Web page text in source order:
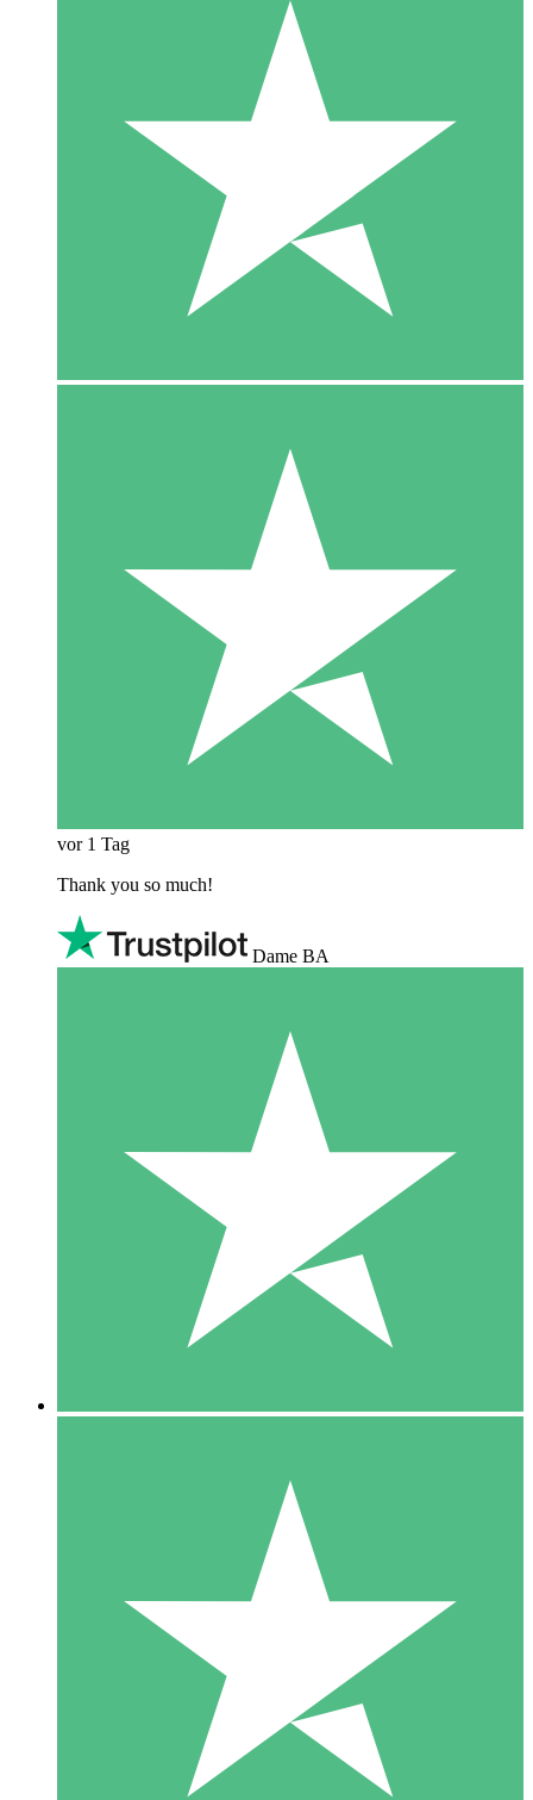
vor 1 Tag
Thank you so much!
Dame BA